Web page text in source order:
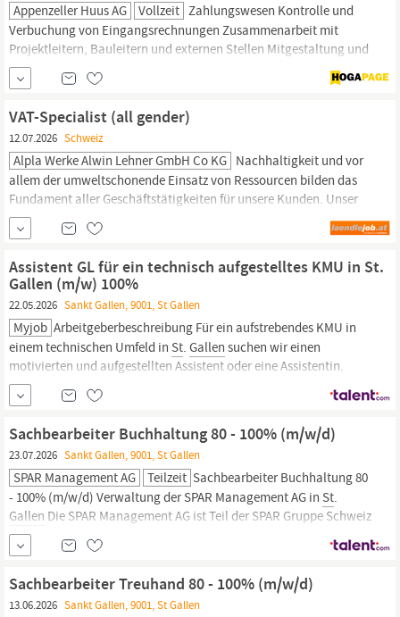
Appenzeller Huus AG Vollzeit Zahlungswesen Kontrolle und
Verbuchung von Eingangsrechnungen Zusammenarbeit mit
Projektleitern, Bauleitern und externen Stellen Mitgestaltung und
Weiterentwicklung von Prozessen und Standards im
Finanzbereich Allgemeine Aufgaben im Finanz- und
Weiterbildung im Finanz- undRechnungswesen
VAT-Specialist (all gender)
12.07.2026 Schweiz
Alpla Werke Alwin Lehner GmbH Co KG Nachhaltigkeit und vor
allem der umweltschonende Einsatz von Ressourcen bilden das
Fundament aller Geschäftstätigkeiten für unsere Kunden. Unser
Unternehmen wurde 1955 in Österreich gegründet und heute
arbeiten wir zusammen mit 24.350 Kolleginnen und Kollegen an
gender)St. Margrethen / St.Gallen/ Schweiz Vollzeit...
Assistent GL für ein technisch aufgestelltes KMU in St.
Gallen (m/w) 100%
22.05.2026 Sankt Gallen, 9001, St Gallen
Myjob Arbeitgeberbeschreibung Für ein aufstrebendes KMU in
einem technischen Umfeld in St. Gallen suchen wir einen
motivierten und aufgestellten Assistent oder eine Assistentin.
Stellenbeschreibung Administrativer Support von der GL
Allgemeine Korrespondenz Mitarbeit in diversen Projekten
Sachbearbeiter Buchhaltung 80 - 100% (m/w/d)
23.07.2026 Sankt Gallen, 9001, St Gallen
SPAR Management AG Teilzeit Sachbearbeiter Buchhaltung 80
- 100% (m/w/d) Verwaltung der SPAR Management AG in St.
Gallen Die SPAR Management AG ist Teil der SPAR Gruppe Schweiz
und somit ein erfolgreiches Mitglied von SPAR International.
Dabei unterstützt sie als Dienstleister die SPAR Handels AG und
die TopCC AG, damit diese unseren Kunden erfolgreich ein...
Sachbearbeiter Treuhand 80 - 100% (m/w/d)
13.06.2026 Sankt Gallen, 9001, St Gallen